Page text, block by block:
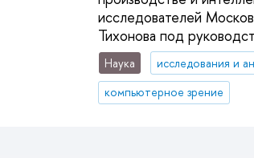
исследователей
Тихонова под
Наука исследования и
компьютерное зрение